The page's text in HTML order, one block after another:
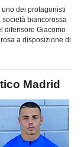
uno dei protagonisti
società biancorossa
difensore Giacomo
a disposizione di
Madrid